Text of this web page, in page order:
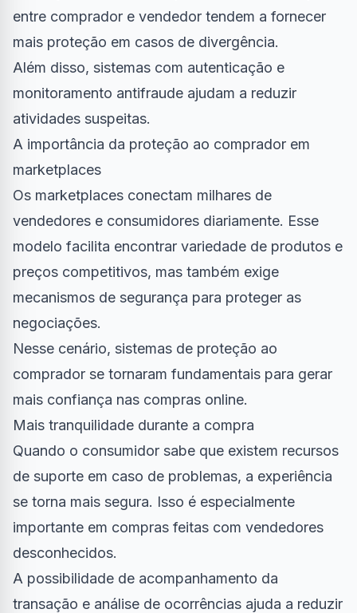
entre comprador e vendedor tendem a fornecer
mais proteção em casos de divergência.
Além disso, sistemas com autenticação e
monitoramento antifraude ajudam a reduzir
atividades suspeitas.
A importância da proteção ao comprador em
marketplaces
Os marketplaces conectam milhares de
vendedores e consumidores diariamente. Esse
modelo facilita encontrar variedade de produtos e
preços competitivos, mas também exige
mecanismos de segurança para proteger as
negociações.
Nesse cenário, sistemas de proteção ao
comprador se tornaram fundamentais para gerar
mais confiança nas compras online.
Mais tranquilidade durante a compra
Quando o consumidor sabe que existem recursos
de suporte em caso de problemas, a experiência
se torna mais segura. Isso é especialmente
importante em compras feitas com vendedores
desconhecidos.
A possibilidade de acompanhamento da
transação e análise de ocorrências ajuda a reduzir